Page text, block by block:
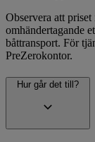
Observera att
omhändertagande
båttransport. För
PreZerokontor.
Hur går det till?